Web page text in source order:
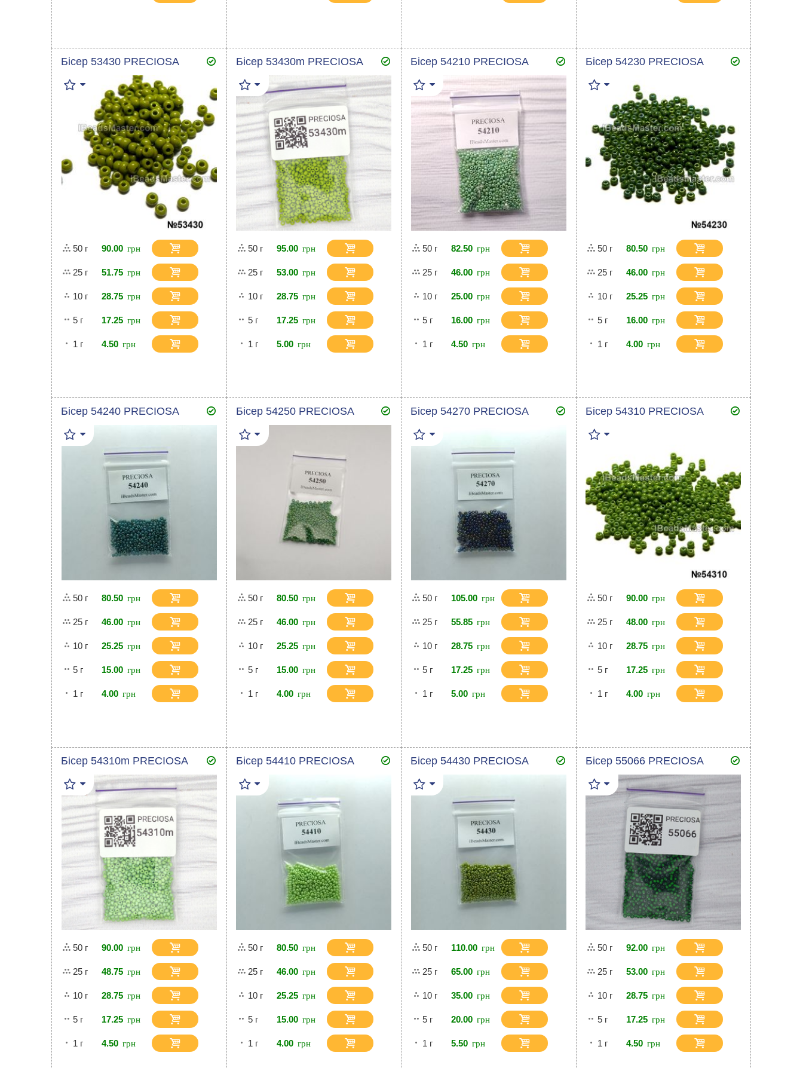
Бісер 53430 PRECIOSA
50 г 90.00
25 г 51.75
10 г 28.75
5 г 17.25
1 г 4.50
Бісер 53430m PRECIOSA
50 г 95.00
25 г 53.00
10 г 28.75
5 г 17.25
1 г 5.00
Бісер 54210 PRECIOSA
50 г 82.50
25 г 46.00
10 г 25.00
5 г 16.00
1 г 4.50
Бісер 54230 PRECIOSA
50 г 80.50
25 г 46.00
10 г 25.25
5 г 16.00
1 г 4.00
Бісер 54240 PRECIOSA
50 г 80.50
25 г 46.00
10 г 25.25
5 г 15.00
1 г 4.00
Бісер 54250 PRECIOSA
50 г 80.50
25 г 46.00
10 г 25.25
5 г 15.00
1 г 4.00
Бісер 54270 PRECIOSA
50 г 105.00
25 г 55.85
10 г 28.75
5 г 17.25
1 г 5.00
Бісер 54310 PRECIOSA
50 г 90.00
25 г 48.00
10 г 28.75
5 г 17.25
1 г 4.00
Бісер 54310m PRECIOSA
50 г 90.00
25 г 48.75
10 г 28.75
5 г 17.25
1 г 4.50
Бісер 54410 PRECIOSA
50 г 80.50
25 г 46.00
10 г 25.25
5 г 15.00
1 г 4.00
Бісер 54430 PRECIOSA
50 г 110.00
25 г 65.00
10 г 35.00
5 г 20.00
1 г 5.50
Бісер 55066 PRECIOSA
50 г 92.00
25 г 53.00
10 г 28.75
5 г 17.25
1 г 4.50